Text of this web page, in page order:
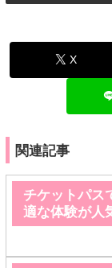
X
関連記事
チケットパス
適な体験が人